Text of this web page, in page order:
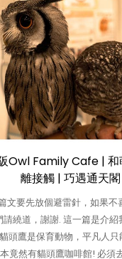
Owl Family Cafe |
離接觸 | 巧遇通天閣
文要先放個避雷針，如果不
繞道，謝謝. 這一篇是介
頭鷹是保育動物，平凡人
竟然有貓頭鷹咖啡館! 必須